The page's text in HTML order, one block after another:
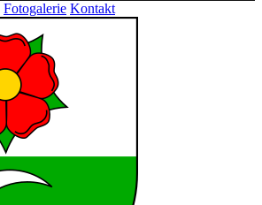
Fotogalerie Kontakt